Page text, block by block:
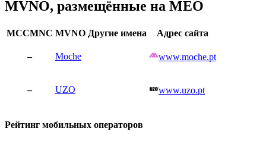
MVNO, размещённые на MEO
MCCMNC MVNO Другие имена Адрес сайта
– Moche www.moche.pt
– UZO www.uzo.pt
Рейтинг мобильных операторов